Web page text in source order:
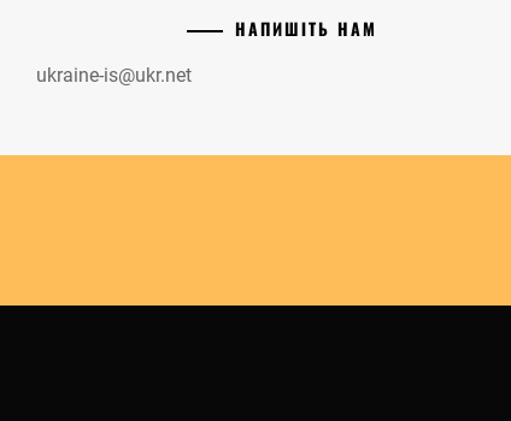
НАПИШІТЬ НАМ
ukraine-is@ukr.net